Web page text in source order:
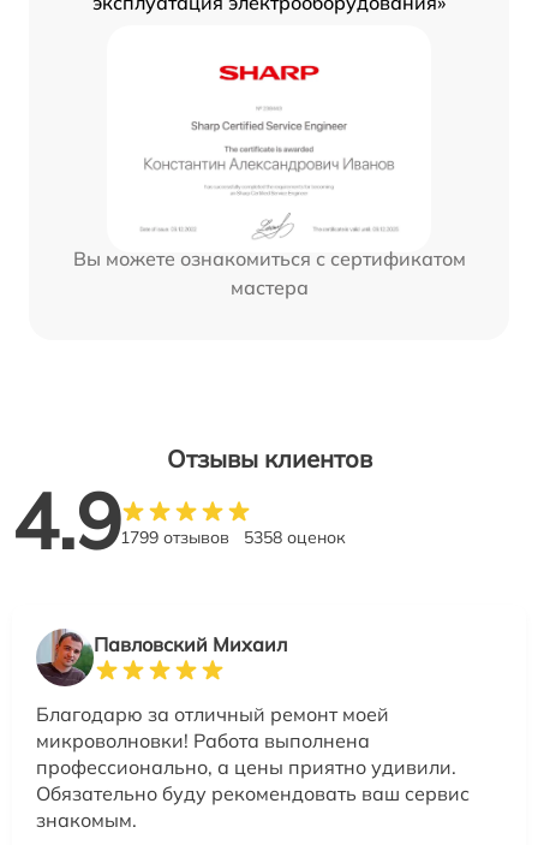
Вы можете ознакомиться с сертификатом
мастера
Отзывы клиентов
4.91799 отзывов 5358 оценок
Павловский Михаил
Благодарю за отличный ремонт моей
микроволновки! Работа выполнена
профессионально, а цены приятно удивили.
Обязательно буду рекомендовать ваш сервис
знакомым.